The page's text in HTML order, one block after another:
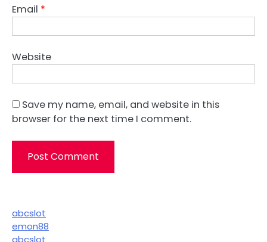
Email *
Website
Save my name, email, and website in this
browser for the next time I comment.
abcslot
emon88
abcslot